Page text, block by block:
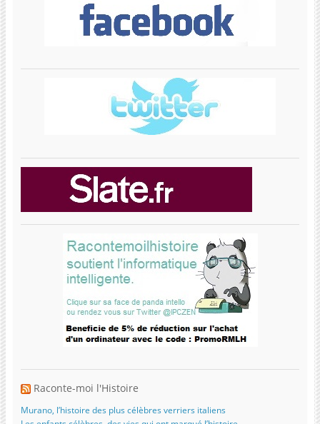
Raconte-moi l'Histoire
Murano, l’histoire des plus célèbres verriers italiens